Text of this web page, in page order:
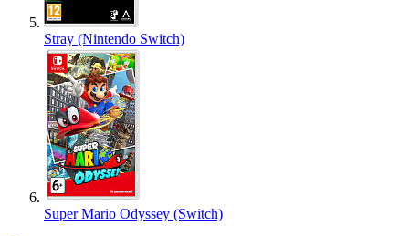
Stray (Nintendo Switch)
Super Mario Odyssey (Switch)